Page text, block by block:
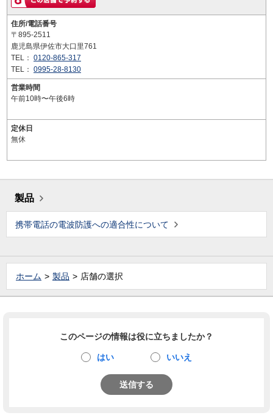
住所/電話番号
〒895-2511
鹿児島県伊佐市大口里761
TEL： 0120-865-317
TEL： 0995-28-8130
営業時間
午前10時〜午後6時
定休日
無休
製品
携帯電話の電波防護への適合性について
ホーム 製品 店舗の選択
このページの情報は役に立ちましたか？
はい いいえ
送信する